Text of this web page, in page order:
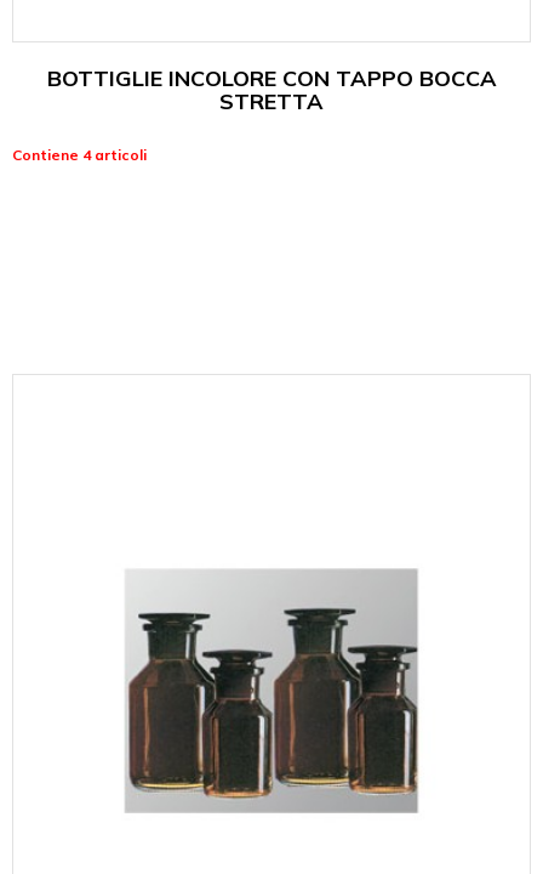
BOTTIGLIE INCOLORE CON TAPPO BOCCA
STRETTA
Contiene 4 articoli